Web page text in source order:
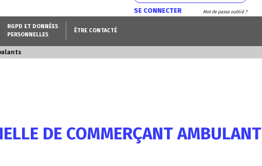
SE CONNECTER Mot de passe oublié ?
RGPD ET DONNÉES
PERSONNELLES
ÊTRE CONTACTÉ
DE COMMERÇANT AMBULANT